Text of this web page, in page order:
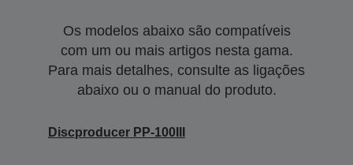
Os modelos abaixo são compatíveis
com um ou mais artigos nesta gama.
Para mais detalhes, consulte as ligações
abaixo ou o manual do produto.
Discproducer PP-100III